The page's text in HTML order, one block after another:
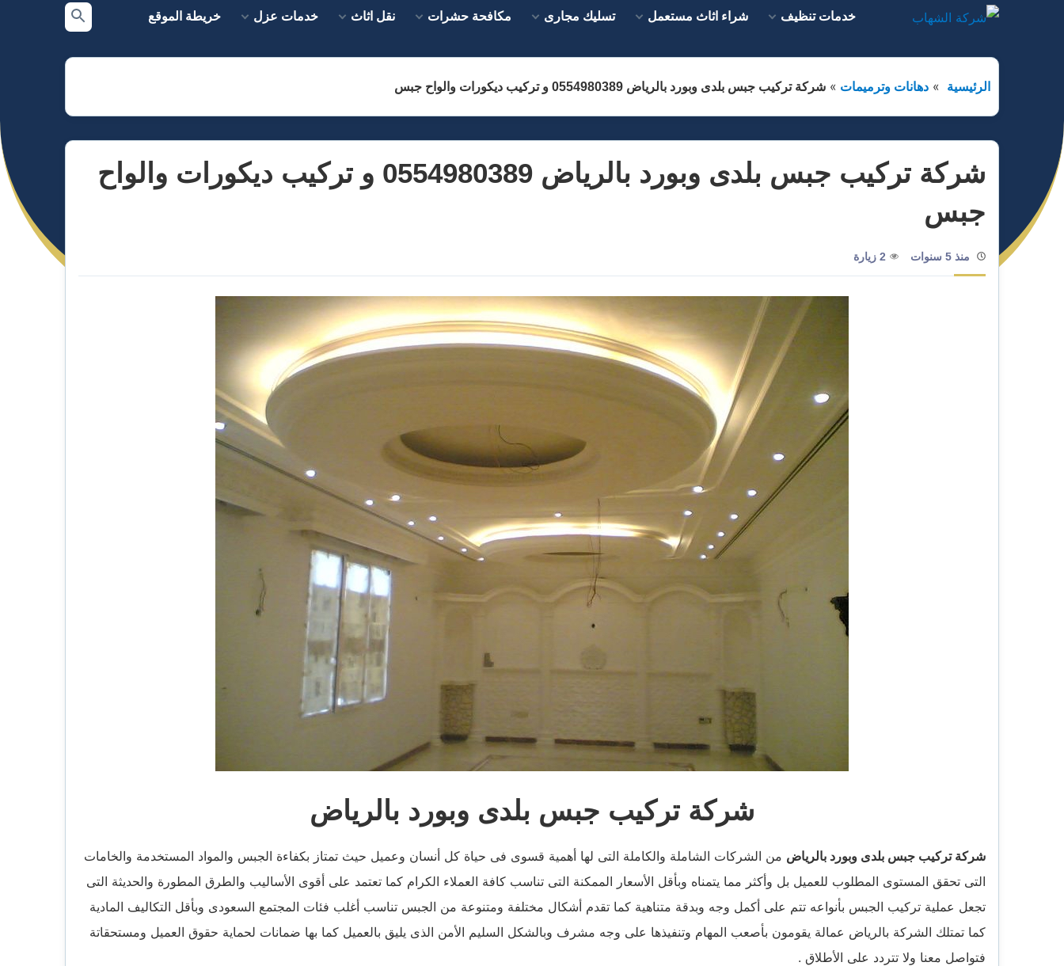
خدمات تنظيف شراء اثاث مستعمل تسليك مجارى مكافحة حشرات نقل اثاث خدمات عزل خريطة الموقع
بحث
الرئيسية دهانات وترميمات شركة تركيب جبس بلدى وبورد بالرياض 0554980389 و تركيب ديكورات والواح جبس
شركة تركيب جبس بلدى وبورد بالرياض 0554980389 و تركيب ديكورات والواح
جبس
منذ 5 سنوات 2 زيارة
شركة تركيب جبس بلدى وبورد بالرياض
شركة تركيب جبس بلدى وبورد بالرياض من الشركات الشاملة والكاملة التى لها أهمية قسوى فى حياة كل أنسان وعميل حيث تمتاز بكفاءة الجبس والمواد المستخدمة والخامات
التى تحقق المستوى المطلوب للعميل بل وأكثر مما يتمناه وبأقل الأسعار الممكنة التى تناسب كافة العملاء الكرام كما تعتمد على أقوى الأساليب والطرق المطورة والحديثة التى
تجعل عملية تركيب الجبس بأنواعه تتم على أكمل وجه وبدقة متناهية كما تقدم أشكال مختلفة ومتنوعة من الجبس تناسب أغلب فئات المجتمع السعودى وبأقل التكاليف المادية
كما تمتلك الشركة بالرياض عمالة يقومون بأصعب المهام وتنفيذها على وجه مشرف وبالشكل السليم الأمن الذى يليق بالعميل كما بها ضمانات لحماية حقوق العميل ومستحقاتة
فتواصل معنا ولا تتردد على الأطلاق .